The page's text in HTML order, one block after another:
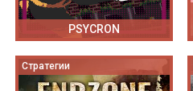
PSYCRON
Стратегии